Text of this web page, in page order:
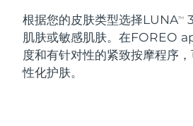
根据您的皮肤类型选择LUNATM
肌肤或敏感肌肤。在FOREO
度和有针对性的紧致按摩程序
性化护肤。